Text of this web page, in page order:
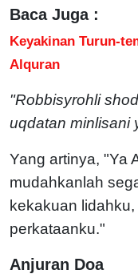
Baca Juga :
Keyakinan Turun-
Alquran
"Robbisyrohli
uqdatan minlisani
Yang artinya, "Ya
mudahkanlah
kekakuan
perkataanku."
Anjuran Doa